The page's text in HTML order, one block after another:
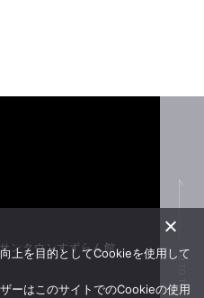
ンタウンすずらん館
GO TO TOP
上を目的としてCookieを使用して
ーはこのサイトでのCookieの使用